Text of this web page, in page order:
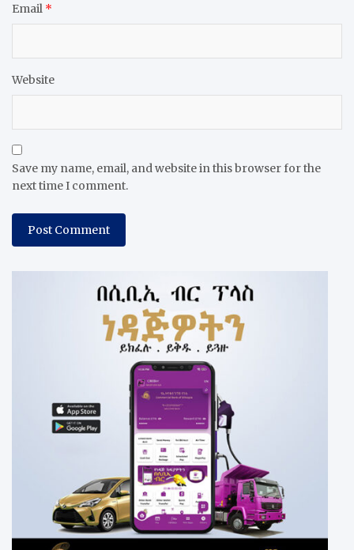
Email *
Website
Save my name, email, and website in this browser for the
next time I comment.